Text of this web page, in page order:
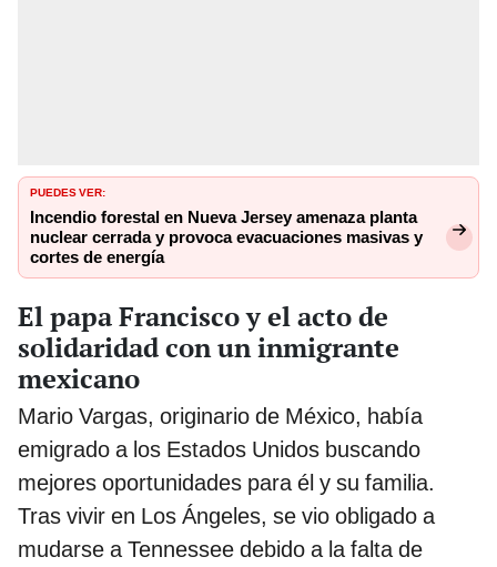
PUEDES VER:
Incendio forestal en Nueva Jersey amenaza planta
nuclear cerrada y provoca evacuaciones masivas y
cortes de energía
El papa Francisco y el acto de
solidaridad con un inmigrante
mexicano
Mario Vargas, originario de México, había
emigrado a los Estados Unidos buscando
mejores oportunidades para él y su familia.
Tras vivir en Los Ángeles, se vio obligado a
mudarse a Tennessee debido a la falta de